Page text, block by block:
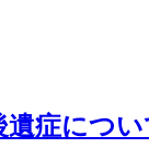
遺症につ